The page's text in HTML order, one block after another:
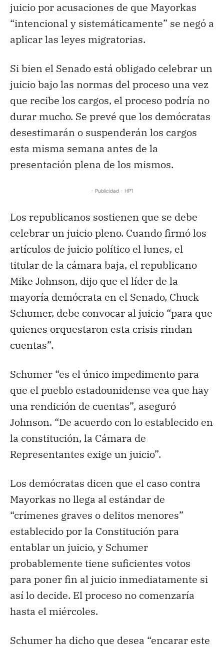
juicio por acusaciones de que Mayorkas
“intencional y sistemáticamente” se negó a
aplicar las leyes migratorias.
Si bien el Senado está obligado celebrar un
juicio bajo las normas del proceso una vez
que recibe los cargos, el proceso podría no
durar mucho. Se prevé que los demócratas
desestimarán o suspenderán los cargos
esta misma semana antes de la
presentación plena de los mismos.
- Publicidad - HP1
Los republicanos sostienen que se debe
celebrar un juicio pleno. Cuando firmó los
artículos de juicio político el lunes, el
titular de la cámara baja, el republicano
Mike Johnson, dijo que el líder de la
mayoría demócrata en el Senado, Chuck
Schumer, debe convocar al juicio “para que
quienes orquestaron esta crisis rindan
cuentas”.
Schumer “es el único impedimento para
que el pueblo estadounidense vea que hay
una rendición de cuentas”, aseguró
Johnson. “De acuerdo con lo establecido en
la constitución, la Cámara de
Representantes exige un juicio”.
Los demócratas dicen que el caso contra
Mayorkas no llega al estándar de
“crímenes graves o delitos menores”
establecido por la Constitución para
entablar un juicio, y Schumer
probablemente tiene suficientes votos
para poner fin al juicio inmediatamente si
así lo decide. El proceso no comenzaría
hasta el miércoles.
Schumer ha dicho que desea “encarar este